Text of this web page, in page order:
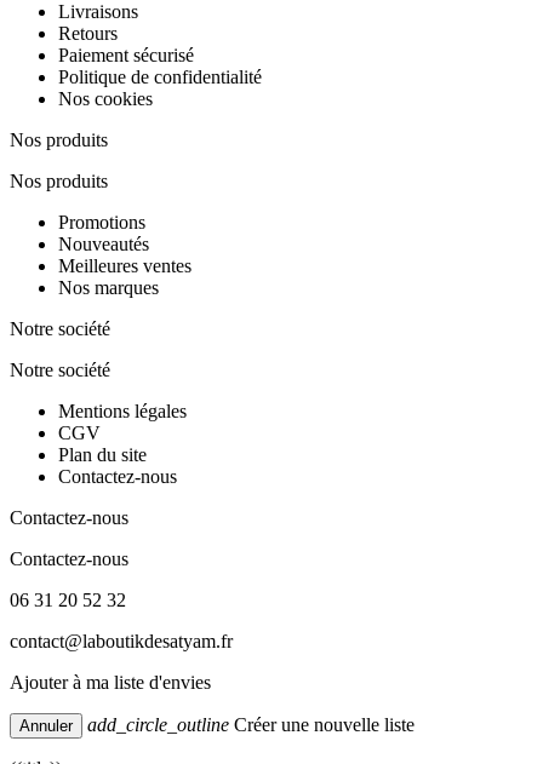
Livraisons
Retours
Paiement sécurisé
Politique de confidentialité
Nos cookies
Nos produits
Nos produits
Promotions
Nouveautés
Meilleures ventes
Nos marques
Notre société
Notre société
Mentions légales
CGV
Plan du site
Contactez-nous
Contactez-nous
Contactez-nous
06 31 20 52 32
contact@laboutikdesatyam.fr
Ajouter à ma liste d'envies
Annuler add_circle_outline Créer une nouvelle liste